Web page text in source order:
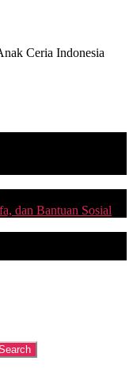
Ceria Indonesia
dan Bantuan Sosial